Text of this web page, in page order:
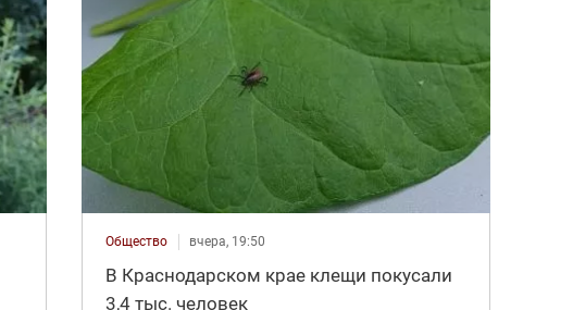
Общество вчера, 19:50
В Краснодарском крае клещи покусали
3,4 тыс. человек